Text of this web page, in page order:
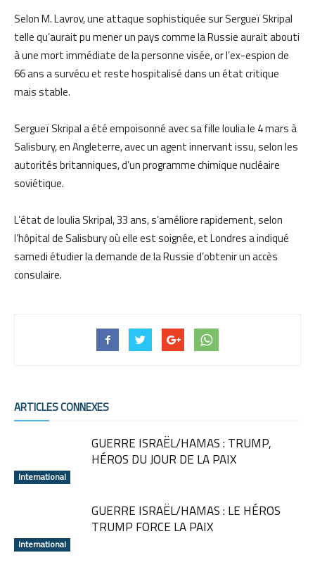
Selon M. Lavrov, une attaque sophistiquée sur Sergueï Skripal
telle qu’aurait pu mener un pays comme la Russie aurait abouti
à une mort immédiate de la personne visée, or l’ex-espion de
66 ans a survécu et reste hospitalisé dans un état critique
mais stable.
Sergueï Skripal a été empoisonné avec sa fille Ioulia le 4 mars à
Salisbury, en Angleterre, avec un agent innervant issu, selon les
autorités britanniques, d’un programme chimique nucléaire
soviétique.
L’état de Ioulia Skripal, 33 ans, s’améliore rapidement, selon
l’hôpital de Salisbury où elle est soignée, et Londres a indiqué
samedi étudier la demande de la Russie d’obtenir un accès
consulaire.
ARTICLES CONNEXES
International
GUERRE ISRAËL/HAMAS : TRUMP,
HÉROS DU JOUR DE LA PAIX
International
GUERRE ISRAËL/HAMAS : LE HÉROS
TRUMP FORCE LA PAIX